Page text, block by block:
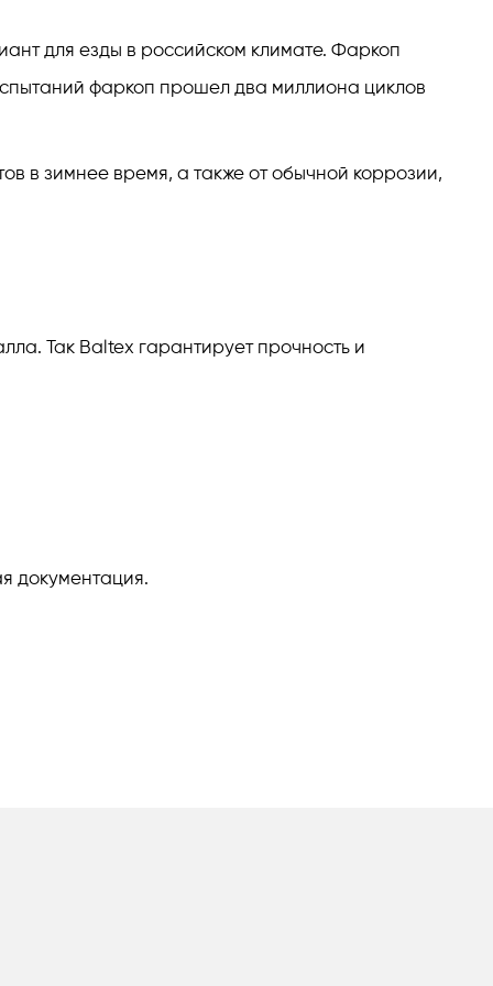
для езды в российском климате. Фаркоп
фаркоп прошел два миллиона циклов
в зимнее время, а также от обычной коррозии,
Так Baltex гарантирует прочность и
документация.